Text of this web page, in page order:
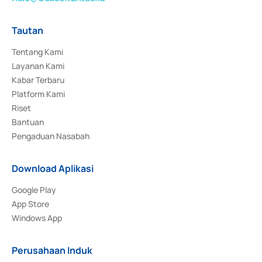
Tautan
Tentang Kami
Layanan Kami
Kabar Terbaru
Platform Kami
Riset
Bantuan
Pengaduan Nasabah
Download Aplikasi
Google Play
App Store
Windows App
Perusahaan Induk